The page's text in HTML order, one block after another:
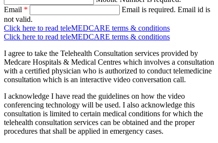
Email * Email is required. Email id is
not valid.
Click here to read teleMEDCARE terms & conditions
Click here to read teleMEDCARE terms & conditions
I agree to take the Telehealth Consultation services provided by
Medcare Hospitals & Medical Centres which involves a consultation
with a certified physician who is authorized to conduct telemedicine
consultation which is an interactive video conversation call.
I acknowledge I have read the guidelines on how the video
conferencing technology will be used. I also acknowledge this
consultation is limited to certain medical conditions for which the
telehealth consultation services can be obtained and the proper
procedures that shall be applied in emergency cases.